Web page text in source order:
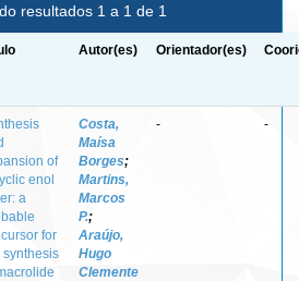
resultados 1 a 1 de 1
Autor(es) Orientador(es)
of
enol
a
for
synthesis
Costa,
Maísa
Borges;
Martins,
Marcos
P.;
Araújo,
Hugo
Clemente
- -